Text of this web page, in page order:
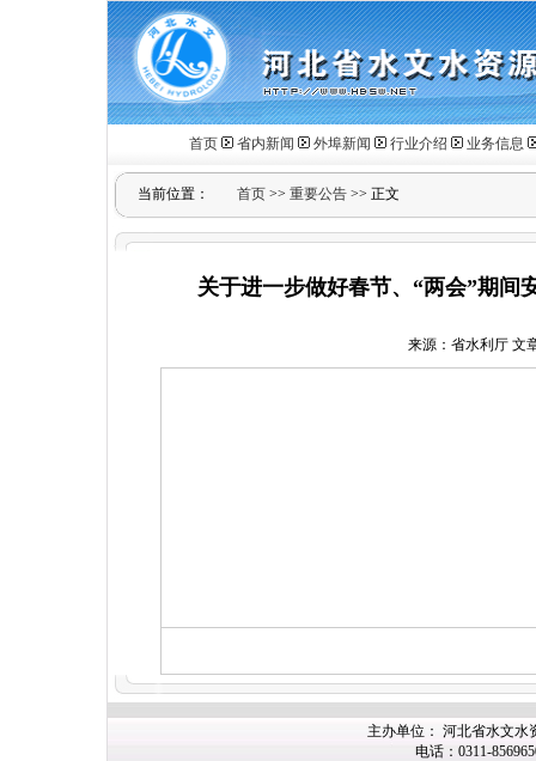
首页 省内新闻 外埠新闻 行业介绍 业务信息
当前位置： 首页 >> 重要公告 >> 正文
关于进一步做好春节、“两会”期间
来源：省水利厅 文
主办单位： 河北省水文水
电话：0311-